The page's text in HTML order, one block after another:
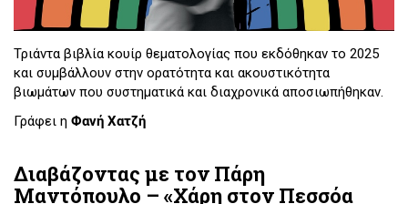
Τριάντα βιβλία κουίρ θεματολογίας που εκδόθηκαν το 2025
και συμβάλλουν στην ορατότητα και ακουστικότητα
βιωμάτων που συστηματικά και διαχρονικά αποσιωπήθηκαν.
Γράφει η Φανή Χατζή
Διαβάζοντας με τον Πάρη
Μαντόπουλο – «Χάρη στον Πεσσόα